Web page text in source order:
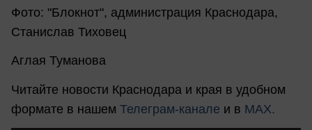
Фото: "Блокнот", администрация Краснодара,
Станислав Тиховец
Аглая Туманова
Читайте новости Краснодара и края в удобном
формате в нашем Телеграм-канале и в MAX.